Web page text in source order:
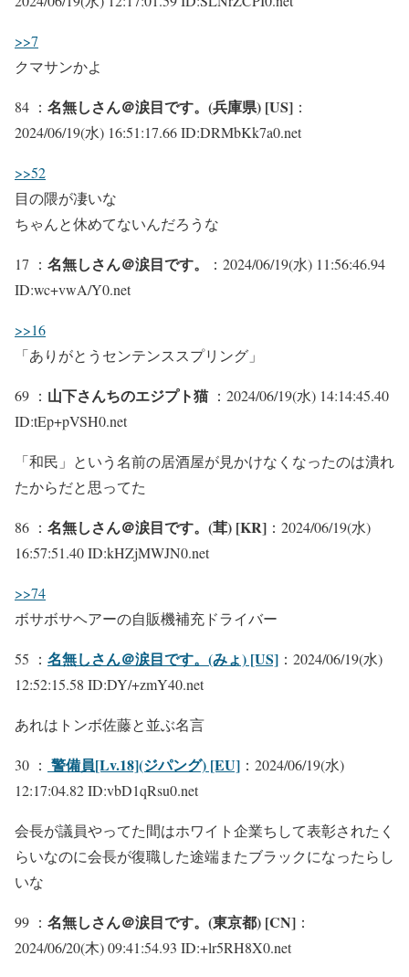
>>7
クマサンかよ
84 ： 名無しさん＠涙目です。(兵庫県) [US] ：
2024/06/19(水) 16:51:17.66 ID:DRMbKk7a0.net
>>52
目の隈が凄いな
ちゃんと休めてないんだろうな
17 ： 名無しさん＠涙目です。
：2024/06/19(水) 11:56:46.94
ID:wc+vwA/Y0.net
>>16
「ありがとうセンテンススプリング」
69 ： 山下さんちのエジプト猫 ：2024/06/19(水) 14:14:45.40
ID:tEp+pVSH0.net
「和民」という名前の居酒屋が見かけなくなったのは潰れ
たからだと思ってた
86 ： 名無しさん＠涙目です。(茸) [KR] ：2024/06/19(水)
16:57:51.40 ID:kHZjMWJN0.net
>>74
ボサボサヘアーの自販機補充ドライバー
55 ： 名無しさん＠涙目です。(みょ) [US] ：2024/06/19(水)
12:52:15.58 ID:DY/+zmY40.net
あれはトンボ佐藤と並ぶ名言
30 ： 警備員[Lv.18](ジパング) [EU] ：2024/06/19(水)
12:17:04.82 ID:vbD1qRsu0.net
会長が議員やってた間はホワイト企業ちして表彰されたく
らいなのに会長が復職した途端またブラックになったらし
いな
99 ： 名無しさん＠涙目です。(東京都) [CN] ：
2024/06/20(木) 09:41:54.93 ID:+lr5RH8X0.net